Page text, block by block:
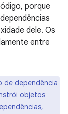
porque
dele. Os
entre
de dependência
objetos